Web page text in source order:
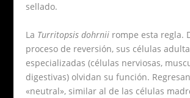
sellado.
La Turritopsis dohrnii rompe esta regla.
proceso de reversión, sus células
especializadas (células nerviosas,
digestivas) olvidan su función.
«neutral», similar al de las células